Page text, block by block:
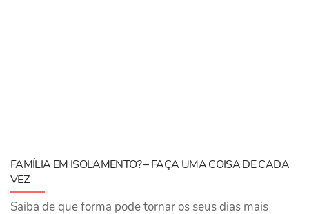
FAMÍLIA EM ISOLAMENTO? – FAÇA UMA COISA DE CADA
VEZ
Saiba de que forma pode tornar os seus dias mais